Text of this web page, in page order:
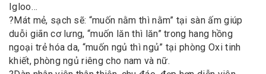
Igloo…
?Mát mẻ, sạch sẽ: “muốn nằm thì nằm” tại sàn ấm giúp
duỗi giãn cơ lưng, “muốn lăn thì lăn” trong hang hồng
ngoại trẻ hóa da, “muốn ngủ thì ngủ” tại phòng Oxi tinh
khiết, phòng ngủ riêng cho nam và nữ.